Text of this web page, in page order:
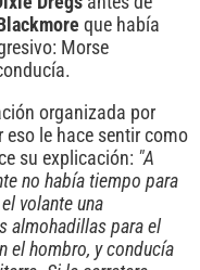
que había
Morse
organizada por
eso le hace sentir como
su explicación: "A
no había tiempo para
volante una
almohadillas para el
el hombro, y conducía